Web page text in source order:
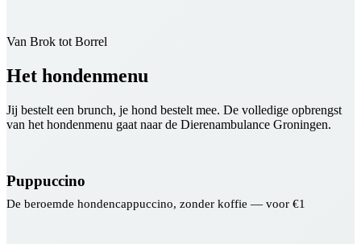
Van Brok tot Borrel
Het hondenmenu
Jij bestelt een brunch, je hond bestelt mee. De volledige opbrengst
van het hondenmenu gaat naar de Dierenambulance Groningen.
Puppuccino
De beroemde hondencappuccino, zonder koffie — voor €1